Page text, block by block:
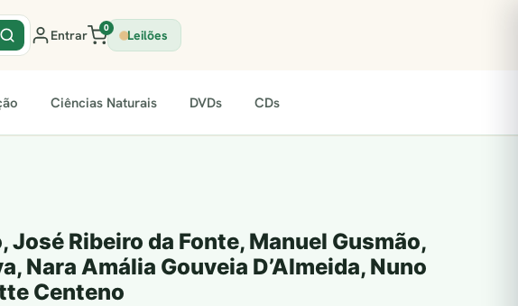
Entrar 0 Leilões
Ciências Naturais DVDs CDs
José Ribeiro da Fonte, Manuel Gusmão,
Nara Amália Gouveia D’Almeida, Nuno
Centeno